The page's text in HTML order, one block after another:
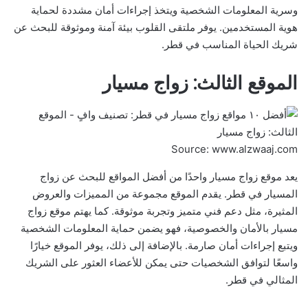
وسرية المعلومات الشخصية ويتخذ إجراءات أمان مشددة لحماية
هوية المستخدمين. يوفر ملتقى القلوب بيئة آمنة وموثوقة للبحث عن
شريك الحياة المناسب في قطر.
الموقع الثالث: زواج مسيار
Source: www.alzwaaj.com
يعد موقع زواج مسيار واحدًا من أفضل المواقع للبحث عن زواج
المسيار في قطر. يقدم الموقع مجموعة من المميزات والعروض
المثيرة، مثل دعم فني متميز وتجربة موثوقة. كما يهتم موقع زواج
مسيار بالأمان والخصوصية، فهو يضمن حماية المعلومات الشخصية
ويتبع إجراءات أمان صارمة. بالإضافة إلى ذلك، يوفر الموقع خيارًا
واسعًا لتوافق الشخصيات حتى يمكن للأعضاء العثور على الشريك
المثالي في قطر.